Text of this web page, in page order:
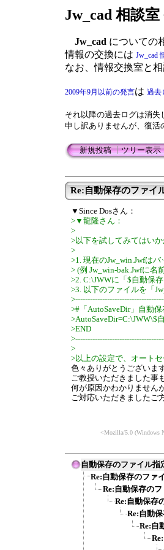
Jw_cad 相談室
Jw_cad についての
情報の交換には Jw_cad
なお、情報交換室と
2009年9月以前の発言は 過去
それ以降の過去ログは消失
申し訳ありませんが、復活
新規投稿┃ツリー表示
Re:自動保存のファイ
▼Since Dosさん：
>▼龍隆さん：
>
>以下を試してみてはいか
>
>1. 現在のJw_win.Jwfは
> (例 Jw_win-bak.Jwfに名
>2. C:\JWWに「$自動保
>3. 以下のファイルを「
>#「AutoSaveDir」自動
>AutoSaveDir=C:\JWW\$
>END
>
>以上の設定で、オート
色々ありがとうございます
ご教授いただきました事
何が原因かわかりません
ご対応いただきましたご
<Mozilla/5.0 (Windows
自動保存のファイル指
Re:自動保存のファ
Re:自動保存の
Re:自動保存
Re:自動
Re:自